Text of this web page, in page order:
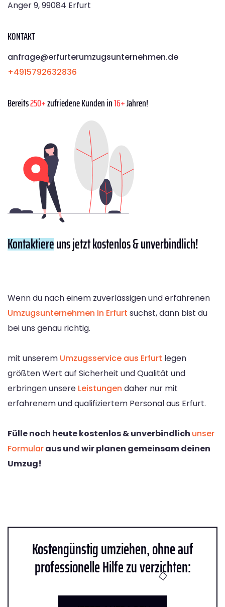
Anger 9, 99084 Erfurt
KONTAKT
anfrage@erfurterumzugsunternehmen.de
+4915792632836
Bereits250+zufriedene Kunden in16+Jahren!
Kontaktiereuns jetzt kostenlos & unverbindlich!
Wenn du nach einem zuverlässigen und erfahrenen
Umzugsunternehmen in Erfurt suchst, dann bist du
bei uns genau richtig.
mit unserem Umzugsservice aus Erfurt legen
größten Wert auf Sicherheit und Qualität und
erbringen unsere Leistungen daher nur mit
erfahrenem und qualifiziertem Personal aus Erfurt.
Fülle noch heute kostenlos & unverbindlich unser
Formularaus und wir planen gemeinsam deinen
Umzug!
Kostengünstig umziehen, ohne auf
professionelle Hilfe zu verzichten: